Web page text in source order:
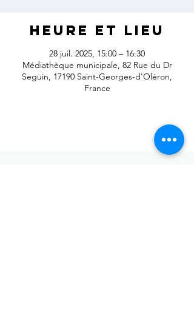
Heure et lieu
28 juil. 2025, 15:00 – 16:30
Médiathèque municipale, 82 Rue du Dr
Seguin, 17190 Saint-Georges-d'Oléron,
France